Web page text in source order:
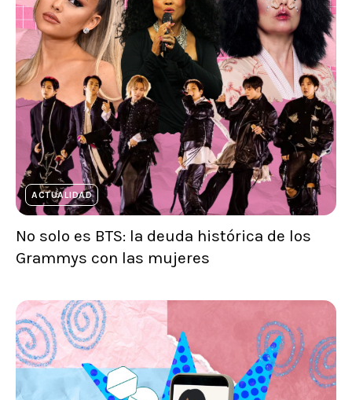
ACTUALIDAD
No solo es BTS: la deuda histórica de los
Grammys con las mujeres